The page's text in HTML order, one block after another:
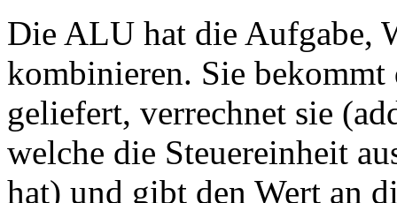
Die ALU hat die Aufgabe,
kombinieren. Sie
geliefert, verrechnet sie
welche die Steuereinheit
hat) und gibt den Wert an